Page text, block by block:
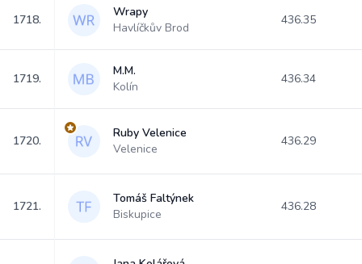
1718.
Wrapy
Havlíčkův Brod
436.35
1719.
M.M.
Kolín
436.34
1720.
Ruby Velenice
Velenice
436.29
1721.
Tomáš Faltýnek
Biskupice
436.28